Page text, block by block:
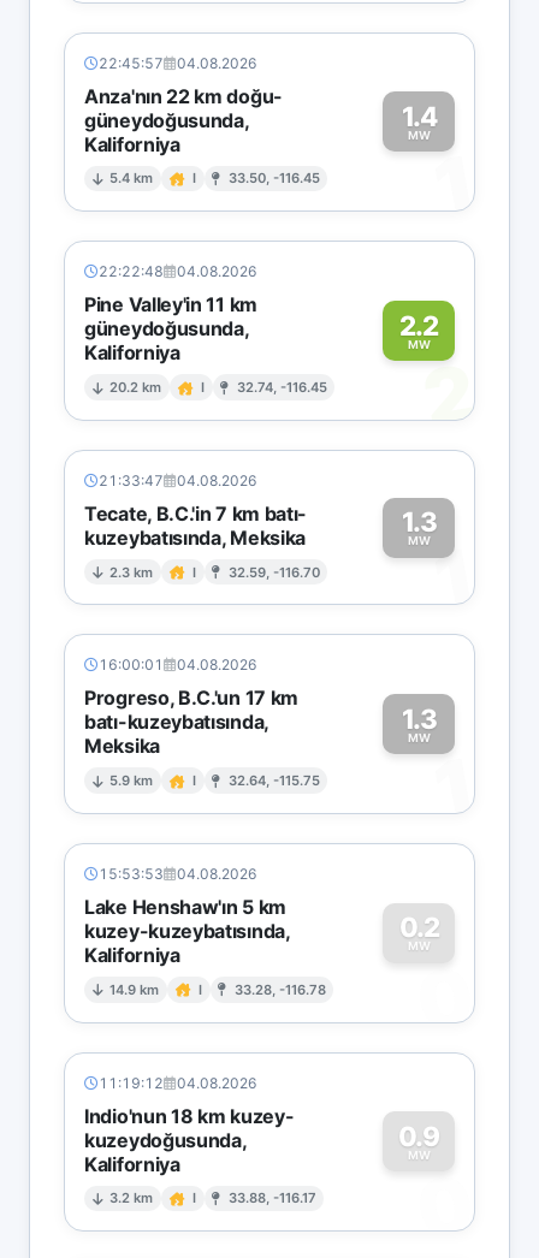
22:45:57 04.08.2026
Anza'nın 22 km doğu-
güneydoğusunda,
Kaliforniya
5.4 km I 33.50, -116.45
1.4
MW
1
22:22:48 04.08.2026
Pine Valley'in 11 km
güneydoğusunda,
Kaliforniya
20.2 km I 32.74, -116.45
2.2
MW
2
21:33:47 04.08.2026
Tecate, B.C.'in 7 km batı-
kuzeybatısında, Meksika
2.3 km I 32.59, -116.70
1.3
MW1
16:00:01 04.08.2026
Progreso, B.C.'un 17 km
batı-kuzeybatısında,
Meksika
5.9 km I 32.64, -115.75
1.3
MW
1
15:53:53 04.08.2026
Lake Henshaw'ın 5 km
kuzey-kuzeybatısında,
Kaliforniya
14.9 km I 33.28, -116.78
0.2
MW
0
11:19:12 04.08.2026
Indio'nun 18 km kuzey-
kuzeydoğusunda,
Kaliforniya
3.2 km I 33.88, -116.17
0.9
MW
0